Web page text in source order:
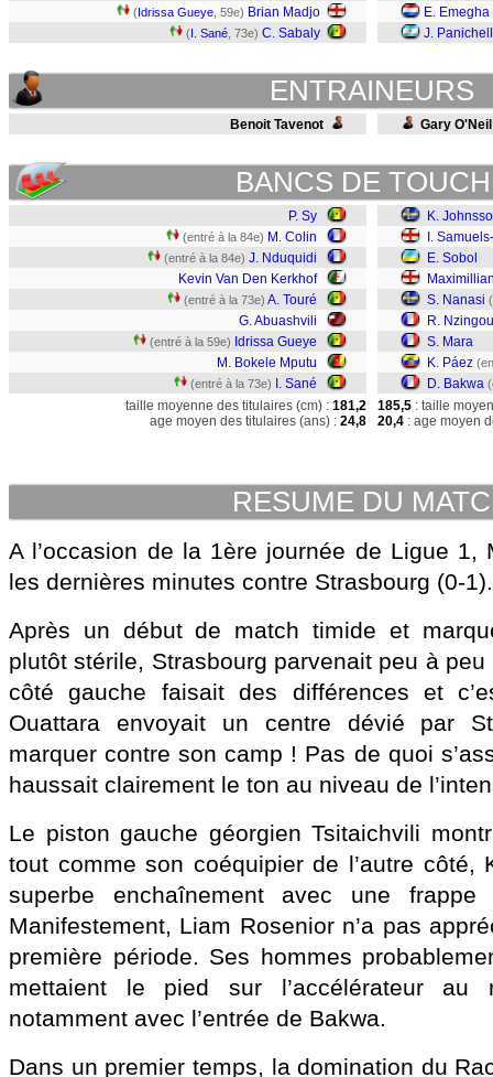
(Idrissa Gueye , 59e) Brian Madjo
(I. Sané , 73e) C. Sabaly
E. Emegha
J.
ENTRAINEURS
Benoit Tavenot Gary O'Neil
BANCS DE
P. Sy
(entré à la 84e) M. Colin
(entré à la 84e) J. Nduquidi
Kevin Van Den Kerkhof
(entré à la 73e) A. Touré
G. Abuashvili
(entré à la 59e) Idrissa Gueye
M. Bokele Mputu
(entré à la 73e) I. Sané
K.
I.
E. Sobol
S. Nanasi
R.
S. Mara
K. Páez
D. Bakwa
taille moyenne des titulaires (cm) : 181,2
age moyen des titulaires (ans) : 24,8
185,5 : taille
20,4 : age moyen
RESUME DU
A l’occasion de la 1ère journée de Ligue 1,
les dernières minutes contre Strasbourg (0-1).
Après un début de match timide et
plutôt stérile, Strasbourg parvenait peu à
côté gauche faisait des différences et
Ouattara envoyait un centre dévié par
marquer contre son camp ! Pas de quoi
haussait clairement le ton au niveau de
Le piston gauche géorgien Tsitaichvili
tout comme son coéquipier de l’autre côté,
superbe enchaînement avec une frappe
Manifestement, Liam Rosenior n’a pas
première période. Ses hommes
mettaient le pied sur l’accélérateur au
notamment avec l’entrée de Bakwa.
Dans un premier temps, la domination du